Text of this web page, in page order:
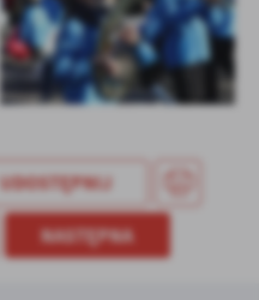
UDOSTĘPNIJ
NASTĘPNA